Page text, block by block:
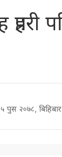
प्रहरी
पुस २०७८,